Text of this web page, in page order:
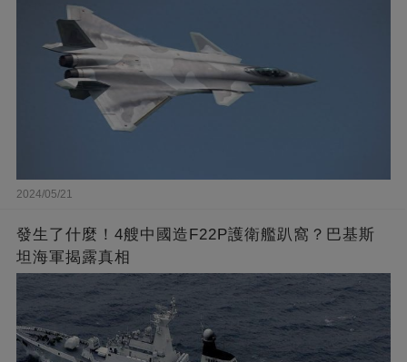
2024/05/21
發生了什麼！4艘中國造F22P護衛艦趴窩？巴基斯
坦海軍揭露真相